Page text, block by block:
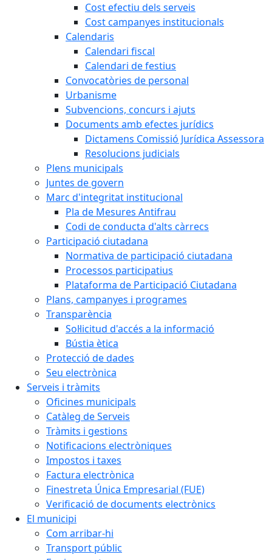
Cost efectiu dels serveis
Cost campanyes institucionals
Calendaris
Calendari fiscal
Calendari de festius
Convocatòries de personal
Urbanisme
Subvencions, concurs i ajuts
Documents amb efectes jurídics
Dictamens Comissió Jurídica Assessora
Resolucions judicials
Plens municipals
Juntes de govern
Marc d'integritat institucional
Pla de Mesures Antifrau
Codi de conducta d'alts càrrecs
Participació ciutadana
Normativa de participació ciutadana
Processos participatius
Plataforma de Participació Ciutadana
Plans, campanyes i programes
Transparència
Sol·licitud d'accés a la informació
Bústia ètica
Protecció de dades
Seu electrònica
Serveis i tràmits
Oficines municipals
Catàleg de Serveis
Tràmits i gestions
Notificacions electròniques
Impostos i taxes
Factura electrònica
Finestreta Única Empresarial (FUE)
Verificació de documents electrònics
El municipi
Com arribar-hi
Transport públic